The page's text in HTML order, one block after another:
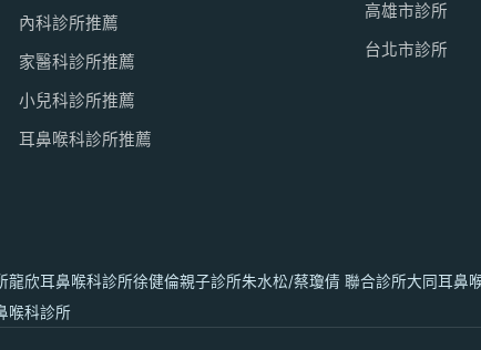
內科診所推薦
家醫科診所推薦
小兒科診所推薦
耳鼻喉科診所推薦
高雄市診所
台北市診所
龍欣耳鼻喉科診所徐健倫親子診所朱水松/蔡瓊倩 聯合診所大同耳鼻
喉科診所